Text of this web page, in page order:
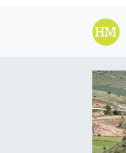
Tokat Spor
Süper Lig
Son Dakika
Haber Arşivi